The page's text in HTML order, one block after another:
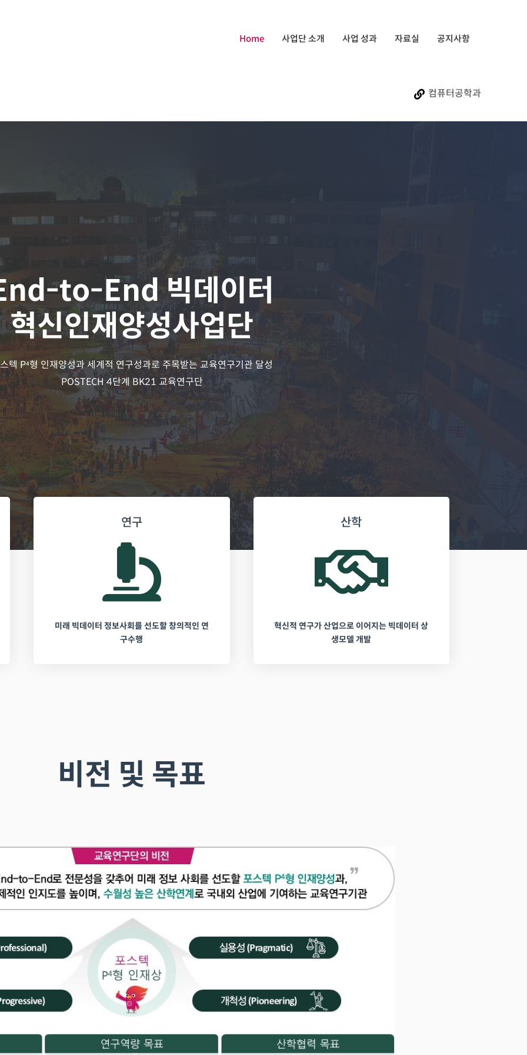
Home 사업단 소개 사업 성과 자료실 공지사항
컴퓨터공학과
to-End 빅데이터
혁신인재양성사업단
텍 P⁴형 인재양성과 세계적 연구성과로 주목받는 교육연구기관 달성
POSTECH 4단계 BK21 교육연구단
연구
미래 빅데이터 정보사회를 선도할 창의적인 연
구수행
산학
혁신적 연구가 산업으로 이어지는 빅데이터 상
생모델 개발
비전 및 목표